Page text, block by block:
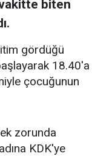
biten
gördüğü
18.40'a
çocuğunun
zorunda
KDK'ye